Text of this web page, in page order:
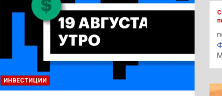
ИНВЕСТИЦИИ
к